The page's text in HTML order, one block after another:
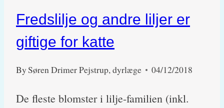
Fredslilje og andre liljer er
giftige for katte
BySøren Drimer Pejstrup, dyrlæge 04/12/2018
De fleste blomster i lilje-familien (inkl.